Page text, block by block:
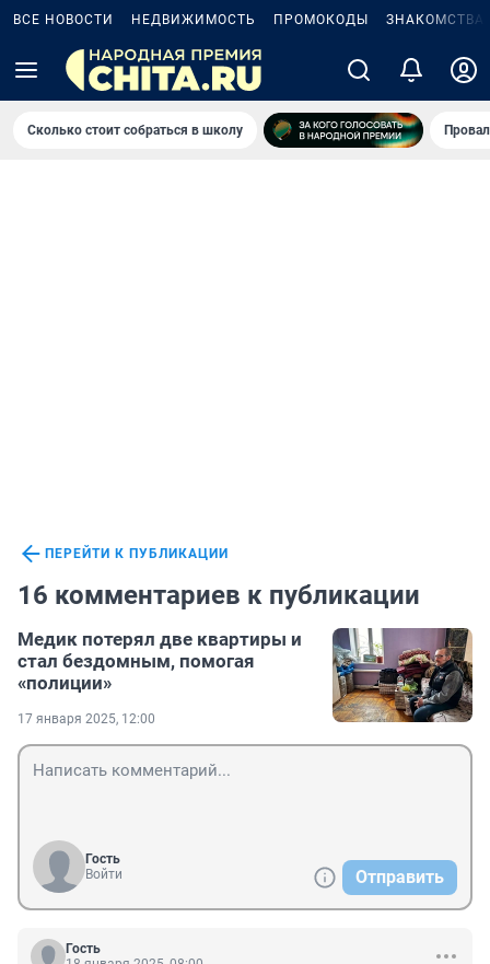
ВСЕ НОВОСТИ НЕДВИЖИМОСТЬ ПРОМОКОДЫ ЗНАКОМСТВА
Сколько стоит собраться в школу
ПЕРЕЙТИ К ПУБЛИКАЦИИ
16 комментариев к публикации
Медик потерял две квартиры и
стал бездомным, помогая
«полиции»
17 января 2025, 12:00
Гость
Войти
Отправить
Гость